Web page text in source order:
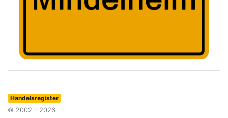
Handelsregister
© 2002 - 2026